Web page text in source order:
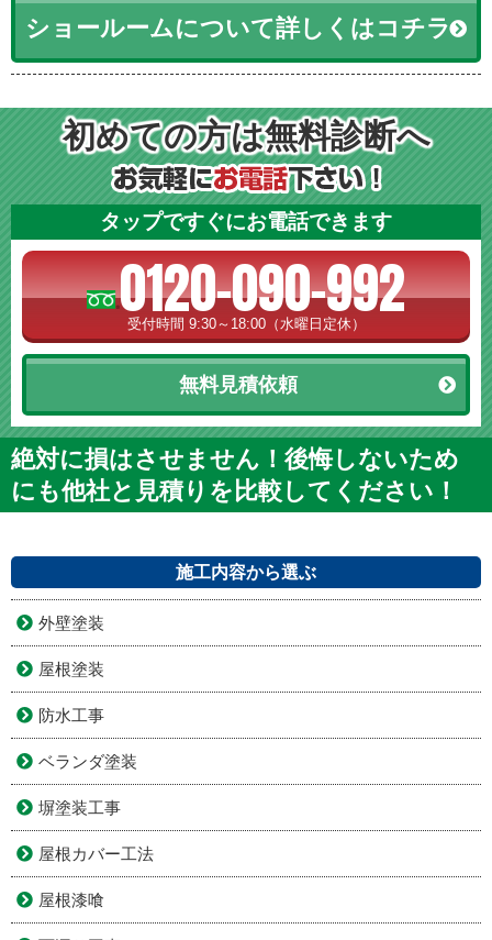
ショールームについて詳しくはコチラ
初めての方は無料診断へ
タップですぐにお電話できます
0120-090-992
受付時間 9:30～18:00（水曜日定休）
無料見積依頼
絶対に損はさせません！後悔しないため
にも他社と見積りを比較してください！
施工内容から選ぶ
外壁塗装
屋根塗装
防水工事
ベランダ塗装
塀塗装工事
屋根カバー工法
屋根漆喰